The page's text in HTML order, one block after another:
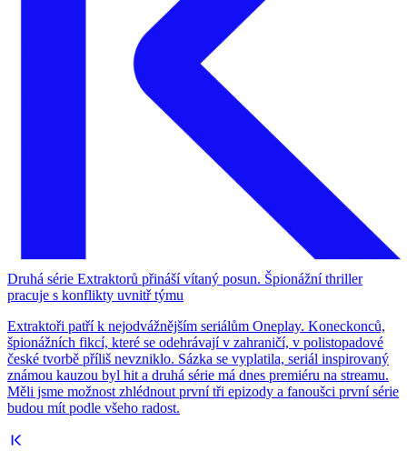
Druhá série Extraktorů přináší vítaný posun. Špionážní thriller
pracuje s konflikty uvnitř týmu
Extraktoři patří k nejodvážnějším seriálům Oneplay. Koneckonců,
špionážních fikcí, které se odehrávají v zahraničí, v polistopadové
české tvorbě příliš nevzniklo. Sázka se vyplatila, seriál inspirovaný
známou kauzou byl hit a druhá série má dnes premiéru na streamu.
Měli jsme možnost zhlédnout první tři epizody a fanoušci první série
budou mít podle všeho radost.